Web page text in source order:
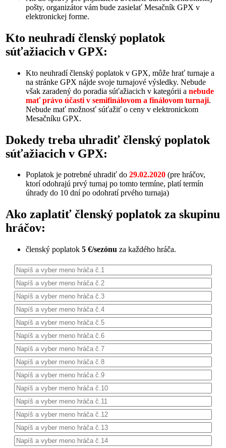
pošty, organizátor vám bude zasielať Mesačník GPX v
elektronickej forme.
Kto neuhradí členský poplatok
súťažiacich v GPX:
Kto neuhradí členský poplatok v GPX, môže hrať turnaje a
na stránke GPX nájde svoje turnajové výsledky. Nebude
však zaradený do poradia súťažiacich v kategórii a nebude
mať právo účasti v semifinálovom a finálovom turnaji.
Nebude mať možnosť súťažiť o ceny v elektronickom
Mesačníku GPX.
Dokedy treba uhradiť členský poplatok
súťažiacich v GPX:
Poplatok je potrebné uhradiť do 29.02.2020 (pre hráčov,
ktorí odohrajú prvý turnaj po tomto termíne, platí termín
úhrady do 10 dní po odohratí prvého turnaja)
Ako zaplatiť členský poplatok za skupinu
hráčov:
členský poplatok 5 €/sezónu za každého hráča.